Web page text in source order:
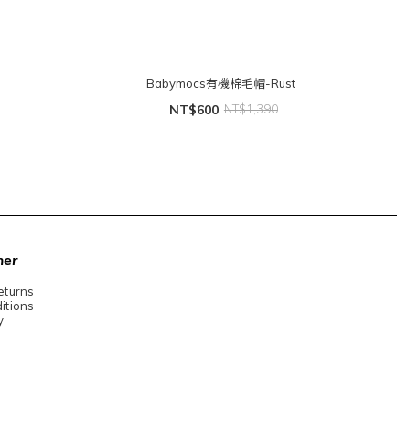
Babymocs有機棉毛帽-Rust
NT$600 NT$1,390